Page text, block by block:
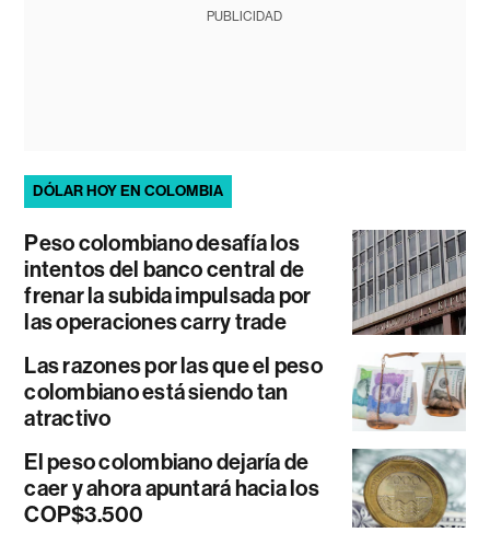
PUBLICIDAD
DÓLAR HOY EN COLOMBIA
Peso colombiano desafía los
intentos del banco central de
frenar la subida impulsada por
las operaciones carry trade
Las razones por las que el peso
colombiano está siendo tan
atractivo
El peso colombiano dejaría de
caer y ahora apuntará hacia los
COP$3.500